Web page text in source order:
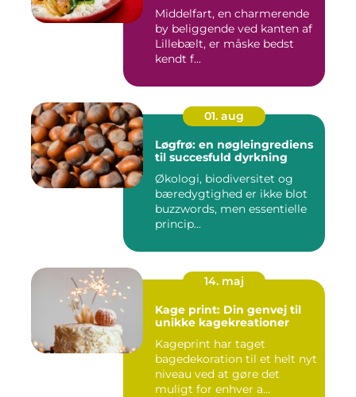
Middelfart, en charmerende
by beliggende ved kanten af
Lillebælt, er måske bedst
kendt f...
01. aug
Løgfrø: en nøgleingrediens
til succesfuld dyrkning
Økologi, biodiversitet og
bæredygtighed er ikke blot
buzzwords, men essentielle
princip...
14. maj
Kage print: Din genvej til
unikke kagekreationer
Kageprint har taget
bagedekoration til et helt nyt
niveau ved at gøre det
muligt for enhver a...